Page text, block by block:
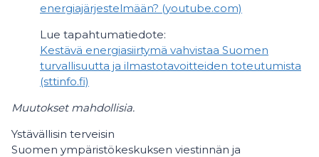
energiajärjestelmään? (youtube.com)
Lue tapahtumatiedote:
Kestävä energiasiirtymä vahvistaa Suomen
turvallisuutta ja ilmastotavoitteiden toteutumista
(sttinfo.fi)
Muutokset mahdollisia.
Ystävällisin terveisin
Suomen ympäristökeskuksen viestinnän ja